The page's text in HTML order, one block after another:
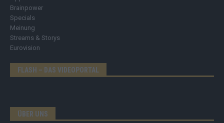
Brainpower
Specials
Meinung
Streams & Storys
Eurovision
FLASH – DAS VIDEOPORTAL
ÜBER UNS